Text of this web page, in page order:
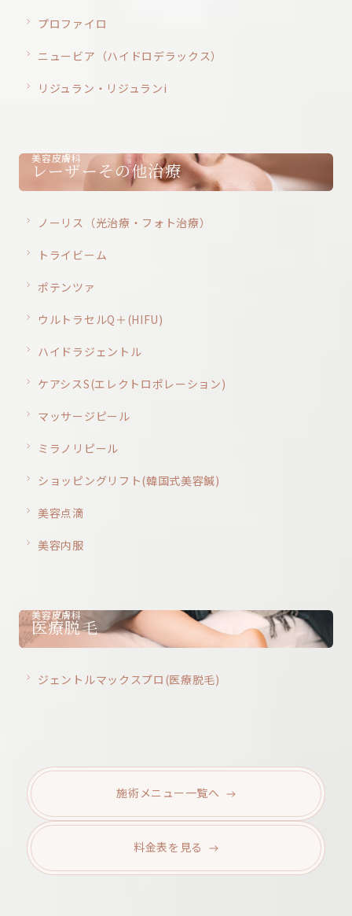
プロファイロ
ニュービア（ハイドロデラックス）
リジュラン・リジュランi
美容皮膚科
レーザーその他治療
ノーリス（光治療・フォト治療）
トライビーム
ポテンツァ
ウルトラセルQ＋(HIFU)
ハイドラジェントル
ケアシスS(エレクトロポレーション)
マッサージピール
ミラノリピール
ショッピングリフト(韓国式美容鍼)
美容点滴
美容内服
美容皮膚科
医療脱毛
ジェントルマックスプロ(医療脱毛)
施術メニュー 一覧へ
料金表を 見る